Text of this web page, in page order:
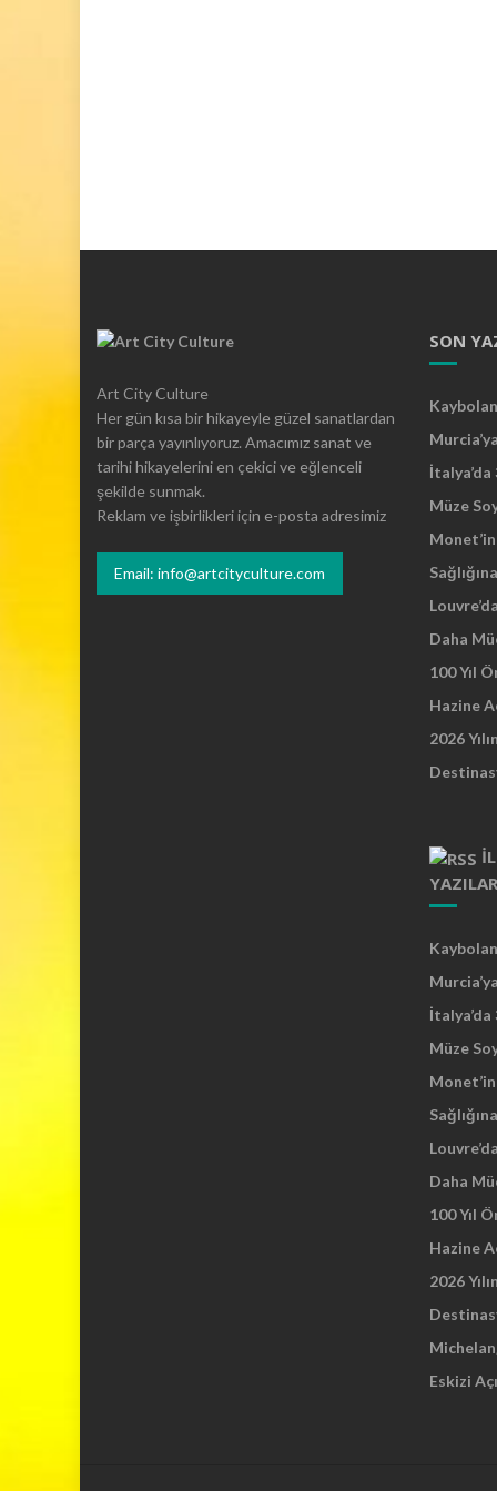
n
y
o
r
Art City Culture
Her gün kısa bir hikayeyle güzel sanatlardan
bir parça yayınlıyoruz. Amacımız sanat ve
tarihi hikayelerini en çekici ve eğlenceli
şekilde sunmak.
Reklam ve işbirlikleri için e-posta adresimiz
Email: info@artcityculture.com
SON
Müze
Daha
100 Yıl
Hazine
2026
YAZILAR
Müze
Daha
100 Yıl
Hazine
2026
Eskizi